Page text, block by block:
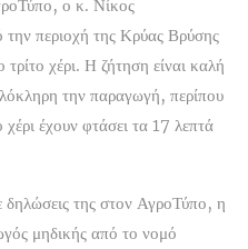
ο κ. Νίκος
περιοχή της Κρύας Βρύσης
τρίτο χέρι. Η ζήτηση είναι καλή
την παραγωγή, περίπου
έχουν φτάσει τα 17 λεπτά
δηλώσεις της στον ΑγροΤύπο, η
μηδικής από το νομό